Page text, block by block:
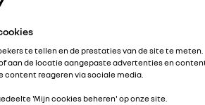
te tellen en de prestaties van de site te meten.
aan de locatie aangepaste advertenties en
content reageren via sociale media.
'Mijn cookies beheren' op onze site.